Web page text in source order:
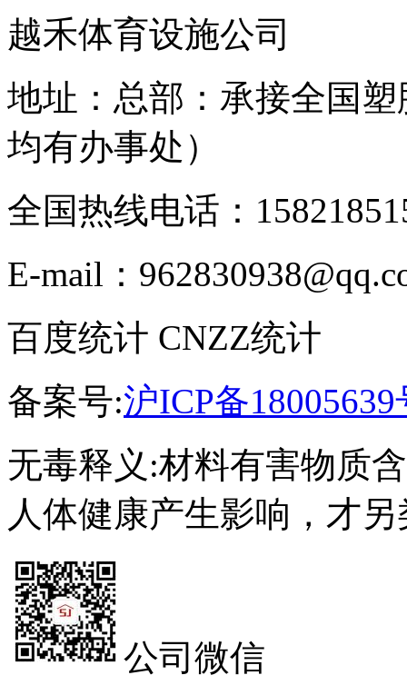
越禾体育设施公司
地址：总部：承接全国
均有办事处）
全国热线电话：
E-mail：
百度统计 CNZZ统计
备案号:沪ICP备18005639
无毒释义:材料有害物质
人体健康产生影响，才
公司微信